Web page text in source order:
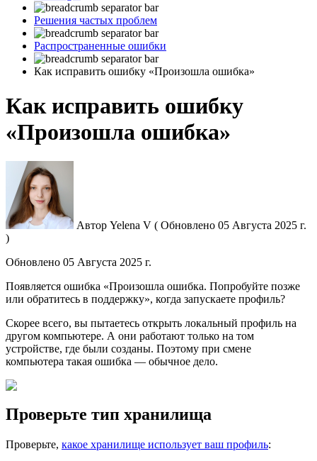
Решения частых проблем
Распространенные ошибки
Как исправить ошибку «Произошла ошибка»
Как исправить ошибку
«Произошла ошибка»
Автор Yelena V ( Обновлено 05 Августа 2025 г.
)
Обновлено 05 Августа 2025 г.
Появляется ошибка «Произошла ошибка. Попробуйте позже
или обратитесь в поддержку», когда запускаете профиль?
Скорее всего, вы пытаетесь открыть локальный профиль на
другом компьютере. А они работают только на том
устройстве, где были созданы. Поэтому при смене
компьютера такая ошибка — обычное дело.
Проверьте тип хранилища
Проверьте, какое хранилище использует ваш профиль: